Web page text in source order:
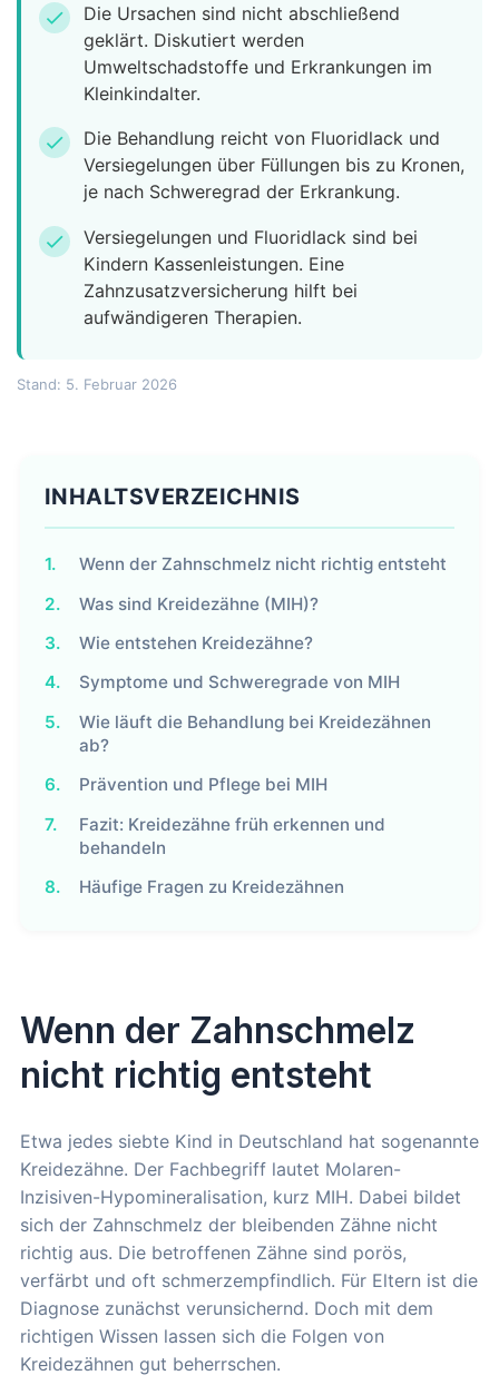
check
Die Ursachen sind nicht abschließend
geklärt. Diskutiert werden
Umweltschadstoffe und Erkrankungen im
Kleinkindalter.
check
Die Behandlung reicht von Fluoridlack und
Versiegelungen über Füllungen bis zu Kronen,
je nach Schweregrad der Erkrankung.
check
Versiegelungen und Fluoridlack sind bei
Kindern Kassenleistungen. Eine
Zahnzusatzversicherung hilft bei
aufwändigeren Therapien.
Stand: 5. Februar 2026
INHALTSVERZEICHNIS
1.
Wenn der Zahnschmelz nicht richtig entsteht
2.
Was sind Kreidezähne (MIH)?
3.
Wie entstehen Kreidezähne?
4.
Symptome und Schweregrade von MIH
5.
Wie läuft die Behandlung bei Kreidezähnen
ab?
6.
Prävention und Pflege bei MIH
7.
Fazit: Kreidezähne früh erkennen und
behandeln
8.
Häufige Fragen zu Kreidezähnen
Wenn der Zahnschmelz
nicht richtig entsteht
Etwa jedes siebte Kind in Deutschland hat sogenannte
Kreidezähne. Der Fachbegriff lautet Molaren-
Inzisiven-Hypomineralisation, kurz MIH. Dabei bildet
sich der Zahnschmelz der bleibenden Zähne nicht
richtig aus. Die betroffenen Zähne sind porös,
verfärbt und oft schmerzempfindlich. Für Eltern ist die
Diagnose zunächst verunsichernd. Doch mit dem
richtigen Wissen lassen sich die Folgen von
Kreidezähnen gut beherrschen.